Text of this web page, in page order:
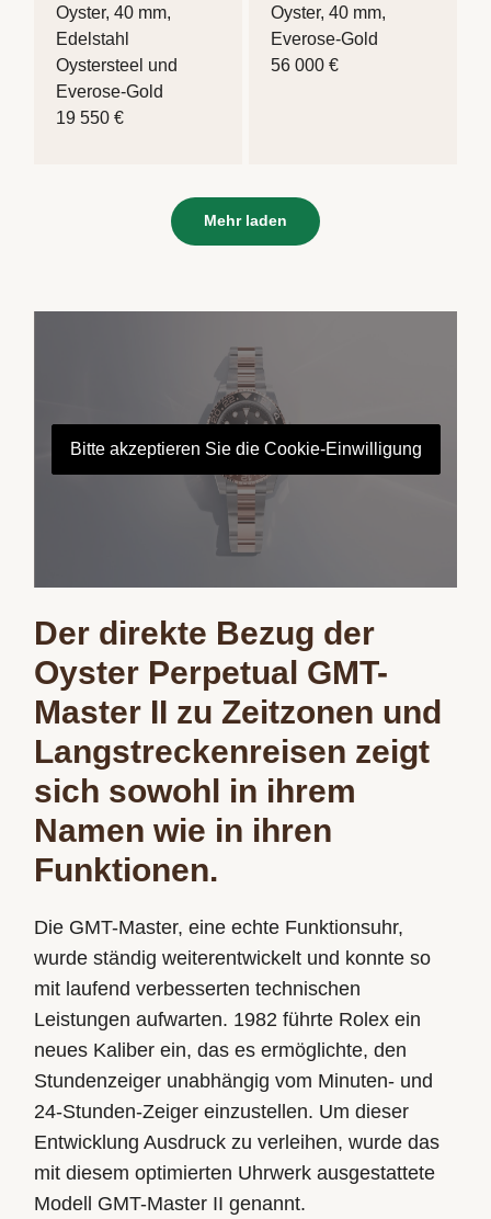
Oyster, 40 mm,
Edelstahl
Oystersteel und
Everose-Gold
19 550 €
Oyster, 40 mm,
Everose-Gold
56 000 €
Mehr laden
Bitte akzeptieren Sie die Cookie-Einwilligung
Der direkte Bezug der
Oyster Perpetual GMT-
Master II zu Zeitzonen und
Langstreckenreisen zeigt
sich sowohl in ihrem
Namen wie in ihren
Funktionen.
Die GMT-Master, eine echte Funktionsuhr,
wurde ständig weiterentwickelt und konnte so
mit laufend verbesserten technischen
Leistungen aufwarten. 1982 führte Rolex ein
neues Kaliber ein, das es ermöglichte, den
Stundenzeiger unabhängig vom Minuten- und
24-Stunden-Zeiger einzustellen. Um dieser
Entwicklung Ausdruck zu verleihen, wurde das
mit diesem optimierten Uhrwerk ausgestattete
Modell GMT-Master II genannt.